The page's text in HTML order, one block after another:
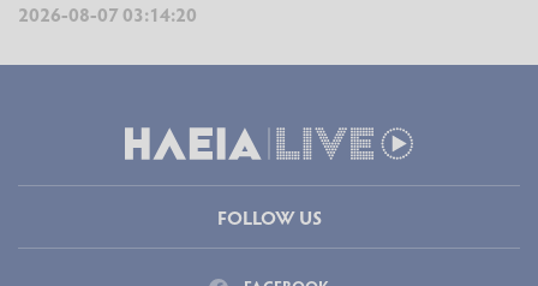
2026-08-07 03:14:20
FOLLOW US